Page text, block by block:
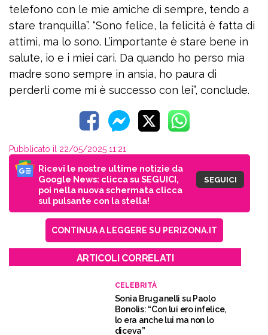
telefono con le mie amiche di sempre, tendo a
stare tranquilla”. “Sono felice, la felicità è fatta di
attimi, ma lo sono. L’importante è stare bene in
salute, io e i miei cari. Da quando ho perso mia
madre sono sempre in ansia, ho paura di
perderli come mi è successo con lei”, conclude.
Pubblicato il 22/05/2025 11:21
Ricevi le nostre ultime notizie da
Google News: clicca su SEGUICI,
poi nella nuova schermata clicca
sul pulsante con la stella!
SEGUICI
CONTINUA A LEGGERE SU PERIZONA.IT
ARTICOLI CORRELATI
CELEBRITÀ
Sonia Bruganelli su Paolo
Bonolis: “Con lui ero infelice,
lo era anche lui ma non lo
diceva”